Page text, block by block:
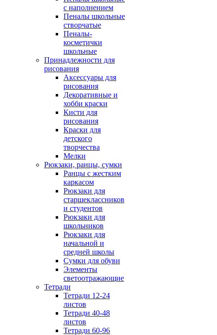
с наполнением
Пеналы школьные
створчатые
Пеналы-
косметички
школьные
Принадлежности для
рисования
Аксессуары для
рисования
Декоративные и
хобби краски
Кисти для
рисования
Краски для
детского
творчества
Мелки
Рюкзаки, ранцы, сумки
Ранцы с жестким
каркасом
Рюкзаки для
старшеклассников
и студентов
Рюкзаки для
школьников
Рюкзаки для
начальной и
средней школы
Сумки для обуви
Элементы
светоотражающие
Тетради
Тетради 12-24
листов
Тетради 40-48
листов
Тетради 60-96